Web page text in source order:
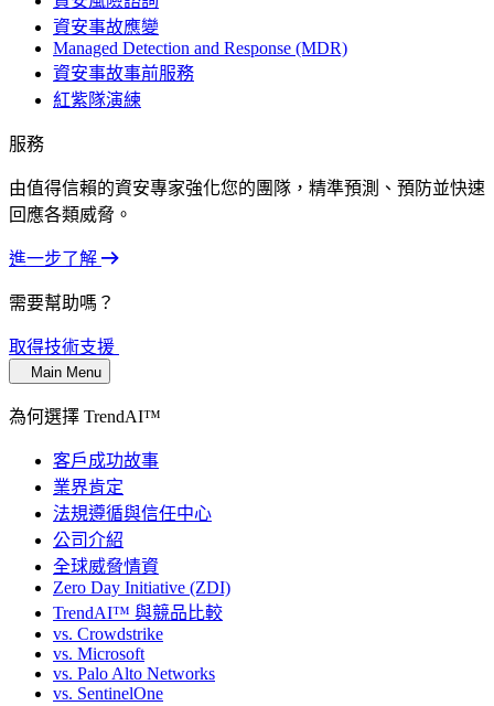
資安事故應變
Managed Detection and Response (MDR)
資安事故事前服務
紅紫隊演練
服務
由值得信賴的資安專家強化您的團隊，精準預測、預防並快速
回應各類威脅。
進一步了解
需要幫助嗎？
取得技術支援
Main Menu
為何選擇 TrendAI™
客戶成功故事
業界肯定
法規遵循與信任中心
公司介紹
全球威脅情資
Zero Day Initiative (ZDI)
TrendAI™ 與競品比較
vs. Crowdstrike
vs. Microsoft
vs. Palo Alto Networks
vs. SentinelOne